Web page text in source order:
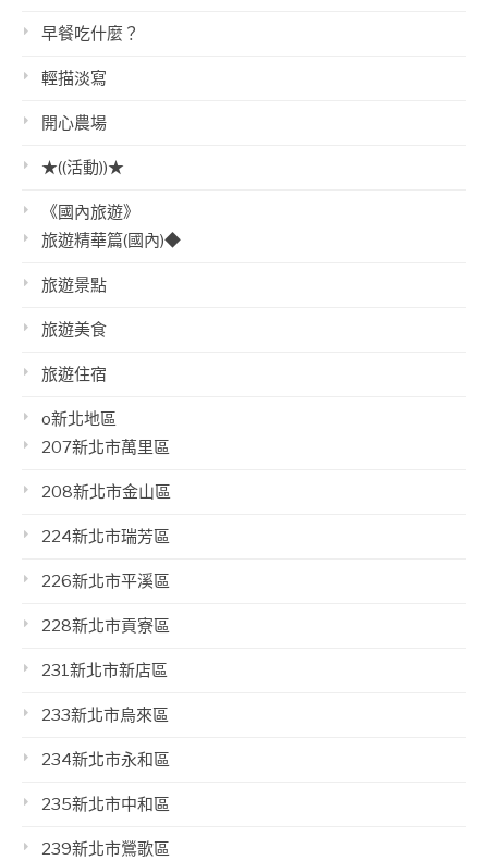
早餐吃什麼？
輕描淡寫
開心農場
★((活動))★
《國內旅遊》
旅遊精華篇(國內)◆
旅遊景點
旅遊美食
旅遊住宿
o新北地區
207新北市萬里區
208新北市金山區
224新北市瑞芳區
226新北市平溪區
228新北市貢寮區
231新北市新店區
233新北市烏來區
234新北市永和區
235新北市中和區
239新北市鶯歌區